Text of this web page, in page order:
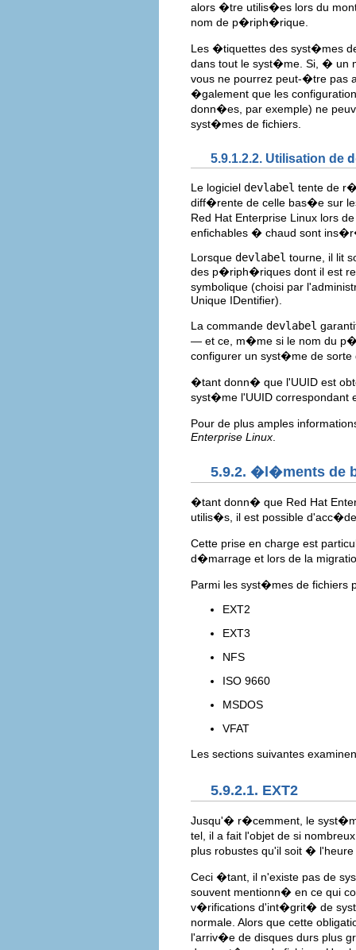
alors �tre utilis�es lors du
nom de p�riph�rique.
Les �tiquettes des syst�mes
dans tout le syst�me. Si, � un
vous ne pourrez peut-�tre pas
�galement que les
donn�es, par exemple) ne
syst�mes de fichiers.
5.9.1.2.2. Utilisation de
Le logiciel devlabel tente de
diff�rente de celle bas�e sur
Red Hat Enterprise Linux lors
enfichables � chaud sont
Lorsque devlabel tourne, il lit
des p�riph�riques dont il est
symbolique (choisi par
Unique IDentifier).
La commande devlabel
— et ce, m�me si le nom du
configurer un syst�me de
�tant donn� que l'UUID est
syst�me l'UUID correspondant
Pour de plus amples
Enterprise Linux
5.9.2. �l�ments de
�tant donn� que Red Hat
utilis�s, il est possible
Cette prise en charge est
d�marrage et lors de la
Parmi les syst�mes de fichiers
EXT2
EXT3
NFS
ISO 9660
MSDOS
VFAT
Les sections suivantes
5.9.2.1. EXT2
Jusqu'� r�cemment, le
tel, il a fait l'objet de si
plus robustes qu'il soit � l'heure
Ceci �tant, il n'existe pas de
souvent mentionn� en ce qui
v�rifications d'int�grit� de
normale. Alors que cette
l'arriv�e de disques durs plus